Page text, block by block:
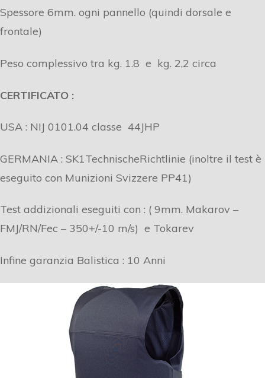
Spessore 6mm. ogni pannello (quindi dorsale e
frontale)
Peso complessivo tra kg. 1.8 e kg. 2,2 circa
CERTIFICATO :
USA : NIJ 0101.04 classe 44JHP
GERMANIA : SK1TechnischeRichtlinie (inoltre il test è
eseguito con Munizioni Svizzere PP41)
Test addizionali eseguiti con : ( 9mm. Makarov –
FMJ/RN/Fec – 350+/-10 m/s) e Tokarev
Infine garanzia Balistica : 10 Anni